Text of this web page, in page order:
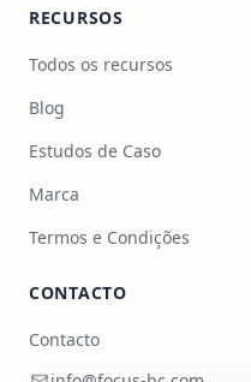
RECURSOS
Todos os recursos
Blog
Estudos de Caso
Marca
Termos e Condições
CONTACTO
Contacto